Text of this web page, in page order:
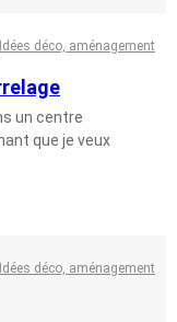
Idées déco, aménagement
un centre
que je veux
Idées déco, aménagement